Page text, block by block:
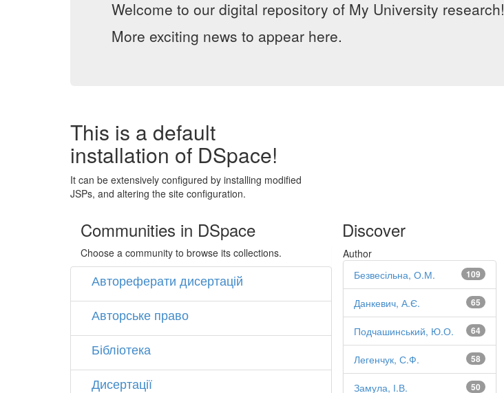
Welcome to our digital repository of My University research!
More exciting news to appear here.
This is a default
installation of DSpace!
It can be extensively configured by installing modified
JSPs, and altering the site configuration.
Communities in DSpace
Choose a community to browse its collections.
Автореферати дисертацій
Авторське право
Бібліотека
Дисертації
Discover
Author
109
Безвесільна, О.М.
65
Данкевич, А.Є.
64
Подчашинський, Ю.О.
58
Легенчук, С.Ф.
50
Замула, І.В.